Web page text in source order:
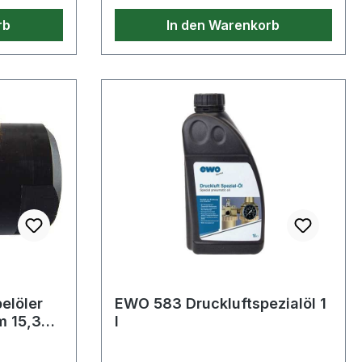
In den Warenkorb
15,39
EWO 583 Druckluftspezialöl 1
l